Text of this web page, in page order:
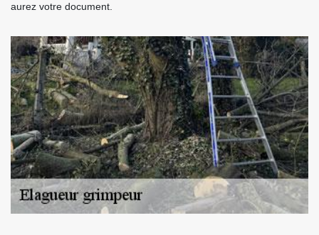
aurez votre document.